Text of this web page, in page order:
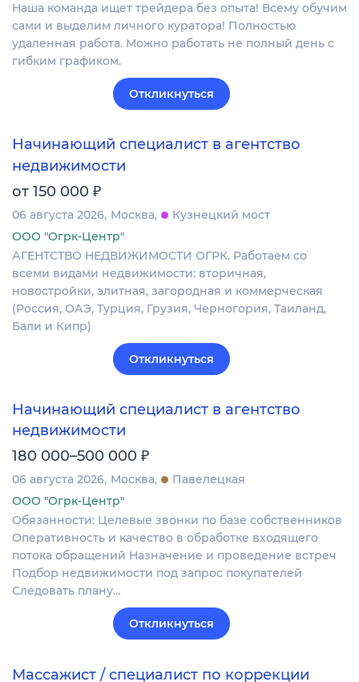
Наша команда ищет трейдера без опыта! Всему обучим
сами и выделим личного куратора! Полностью
удаленная работа. Можно работать не полный день с
гибким графиком.
Откликнуться
Начинающий специалист в агентство
недвижимости
от 150 000 ₽
06 августа 2026 Москва
Кузнецкий мост
ООО "Огрк-Центр"
АГЕНТСТВО НЕДВИЖИМОСТИ ОГРК. Работаем со
всеми видами недвижимости: вторичная,
новостройки, элитная, загородная и коммерческая
(Россия, ОАЭ, Турция, Грузия, Черногория, Таиланд,
Бали и Кипр)
Откликнуться
Начинающий специалист в агентство
недвижимости
180 000–500 000 ₽
06 августа 2026 Москва
Павелецкая
ООО "Огрк-Центр"
Обязанности: Целевые звонки по базе собственников
Оперативность и качество в обработке входящего
потока обращений Назначение и проведение встреч
Подбор недвижимости под запрос покупателей
Следовать плану…
Откликнуться
Массажист / специалист по коррекции